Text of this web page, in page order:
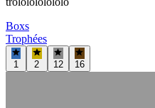
Boxs
Trophées
1 2 12 16